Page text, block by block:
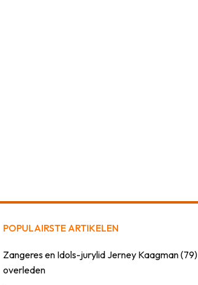
POPULAIRSTE ARTIKELEN
Zangeres en Idols-jurylid Jerney Kaagman (79)
overleden